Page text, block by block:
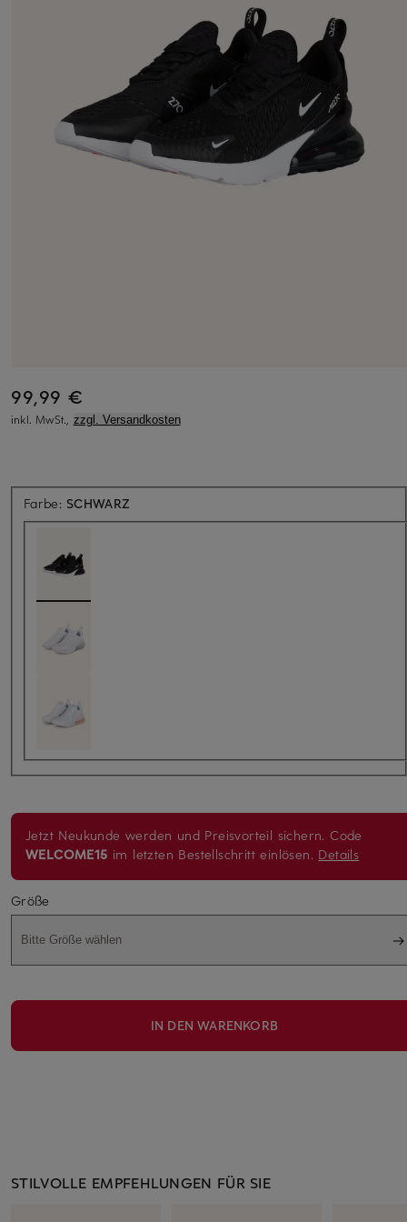
99,99 €
inkl. MwSt., zzgl. Versandkosten
Farbe: SCHWARZ
Jetzt Neukunde werden und Preisvorteil sichern. Code
WELCOME15 im letzten Bestellschritt einlösen. Details
Größe
Bitte Größe wählen
IN DEN WARENKORB
STILVOLLE EMPFEHLUNGEN FÜR SIE